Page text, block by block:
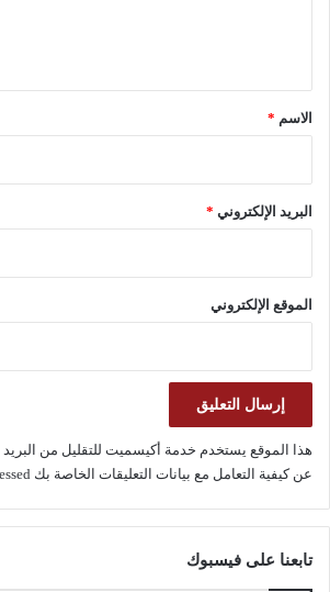
*الاسم *
البريد الإلكتروني *
الموقع الإلكتروني
هذا الموقع يستخدم خدمة أكيسميت للتقليل من
عن كيفية التعامل مع بيانات التعليقات الخاصة بك processed
تابعنا على فيسبوك